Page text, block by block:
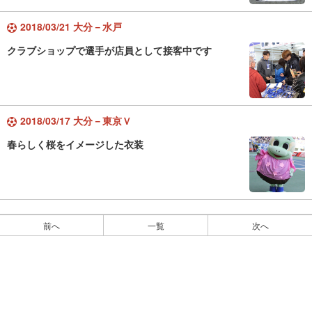
2018/03/21 大分－水戸
クラブショップで選手が店員として接客中です
2018/03/17 大分－東京Ｖ
春らしく桜をイメージした衣装
前へ 一覧 次へ